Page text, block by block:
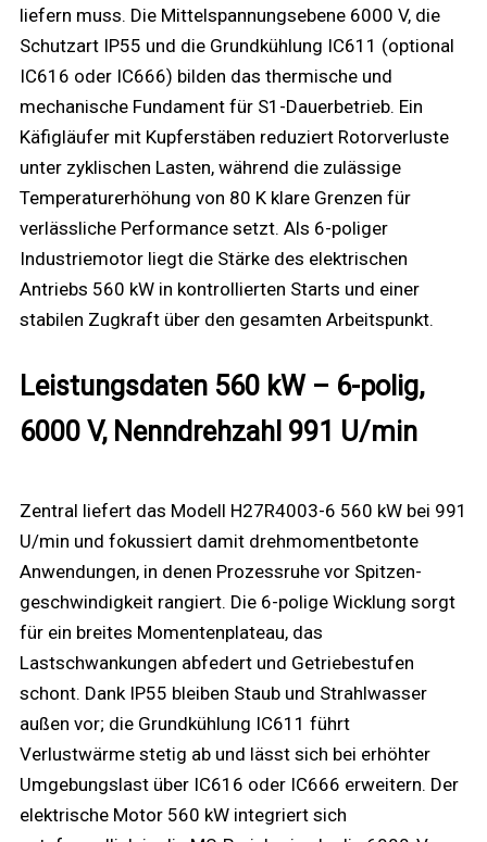
liefern muss. Die Mittelspannungsebene 6000 V, die
Schutzart IP55 und die Grundkühlung IC611 (optional
IC616 oder IC666) bilden das thermische und
mechanische Fundament für S1-Dauerbetrieb. Ein
Käfigläufer mit Kupferstäben reduziert Rotorverluste
unter zyklischen Lasten, während die zulässige
Temperaturerhöhung von 80 K klare Grenzen für
verlässliche Performance setzt. Als 6-poliger
Industriemotor liegt die Stärke des elektrischen
Antriebs 560 kW in kontrollierten Starts und einer
stabilen Zugkraft über den gesamten Arbeitspunkt.
Leistungsdaten 560 kW – 6-polig,
6000 V, Nenndrehzahl 991 U/min
Zentral liefert das Modell H27R4003-6 560 kW bei 991
U/min und fokussiert damit drehmomentbetonte
Anwendungen, in denen Prozessruhe vor Spitzen­
geschwindigkeit rangiert. Die 6-polige Wicklung sorgt
für ein breites Momentenplateau, das
Lastschwankungen abfedert und Getriebestufen
schont. Dank IP55 bleiben Staub und Strahlwasser
außen vor; die Grundkühlung IC611 führt
Verlustwärme stetig ab und lässt sich bei erhöhter
Umgebungslast über IC616 oder IC666 erweitern. Der
elektrische Motor 560 kW integriert sich